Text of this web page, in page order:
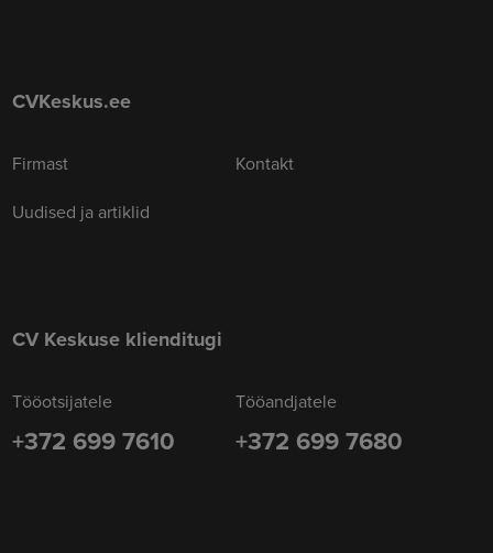
CVKeskus.ee
Firmast
Uudised ja artiklid
Kontakt
CV Keskuse klienditugi
Tööotsijatele
+372 699 7610
Tööandjatele
+372 699 7680